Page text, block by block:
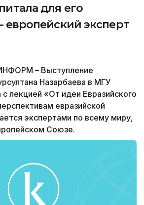
для его
европейский эксперт
– Выступление
Назарбаева в МГУ
лекцией «От идеи Евразийского
евразийской
экспертами по всему миру,
Союзе.